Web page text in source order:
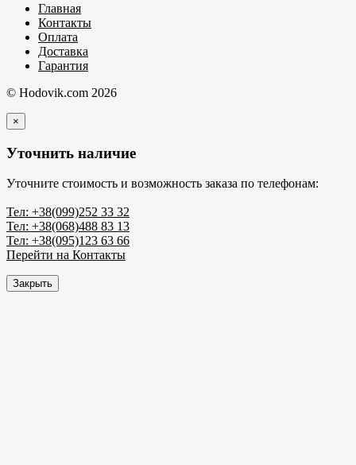
Главная
Контакты
Оплата
Доставка
Гарантия
© Hodovik.com 2026
×
Уточнить наличие
Уточните стоимость и возможность заказа по телефонам:
Тел: +38(099)252 33 32
Тел: +38(068)488 83 13
Тел: +38(095)123 63 66
Перейти на Контакты
Закрыть